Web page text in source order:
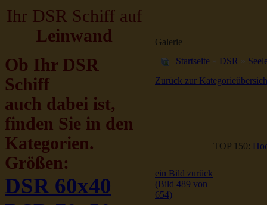
Ihr DSR Schiff auf
Leinwand
Ob Ihr DSR
Schiff
auch dabei ist,
finden Sie in den
Kategorien.
Größen:
DSR 60x40
Galerie
Startseite » DSR »
Zurück zur
TOP 150:
ein Bild zurück
(Bild 489 von
654)